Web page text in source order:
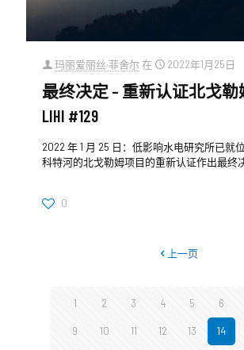
玛丽爱丽丝·菲舍尔 在 2022年1月25日
最终决定 – 重新认证北戈勒
LIHI #129
2022 年 1 月 25 日：低影响水电研究所已就
科特河的北戈勒姆项目的重新认证作出最终
0
上一页
1 2 3 4 5 6
9 10 11 12 13 14